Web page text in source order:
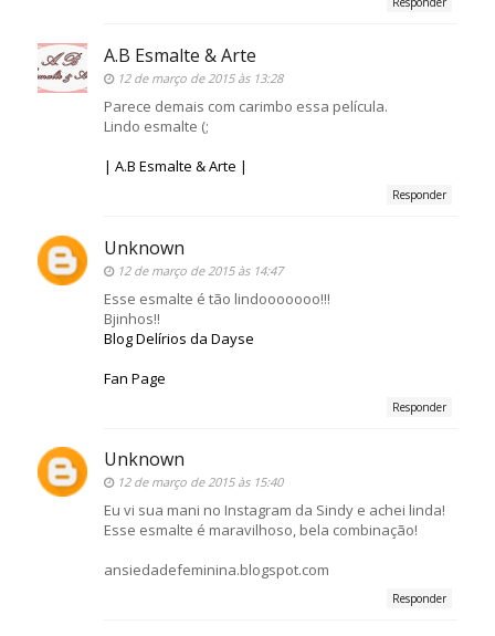
A.B Esmalte & Arte
12 de março de 2015 às 13:28
Parece demais com carimbo essa película.
Lindo esmalte (;
| A.B Esmalte & Arte |
Responder
Unknown
12 de março de 2015 às 14:47
Esse esmalte é tão lindooooooo!!!
Bjinhos!!
Blog Delírios da Dayse
Fan Page
Responder
Unknown
12 de março de 2015 às 15:40
Eu vi sua mani no Instagram da Sindy e achei linda!
Esse esmalte é maravilhoso, bela combinação!
ansiedadefeminina.blogspot.com
Responder